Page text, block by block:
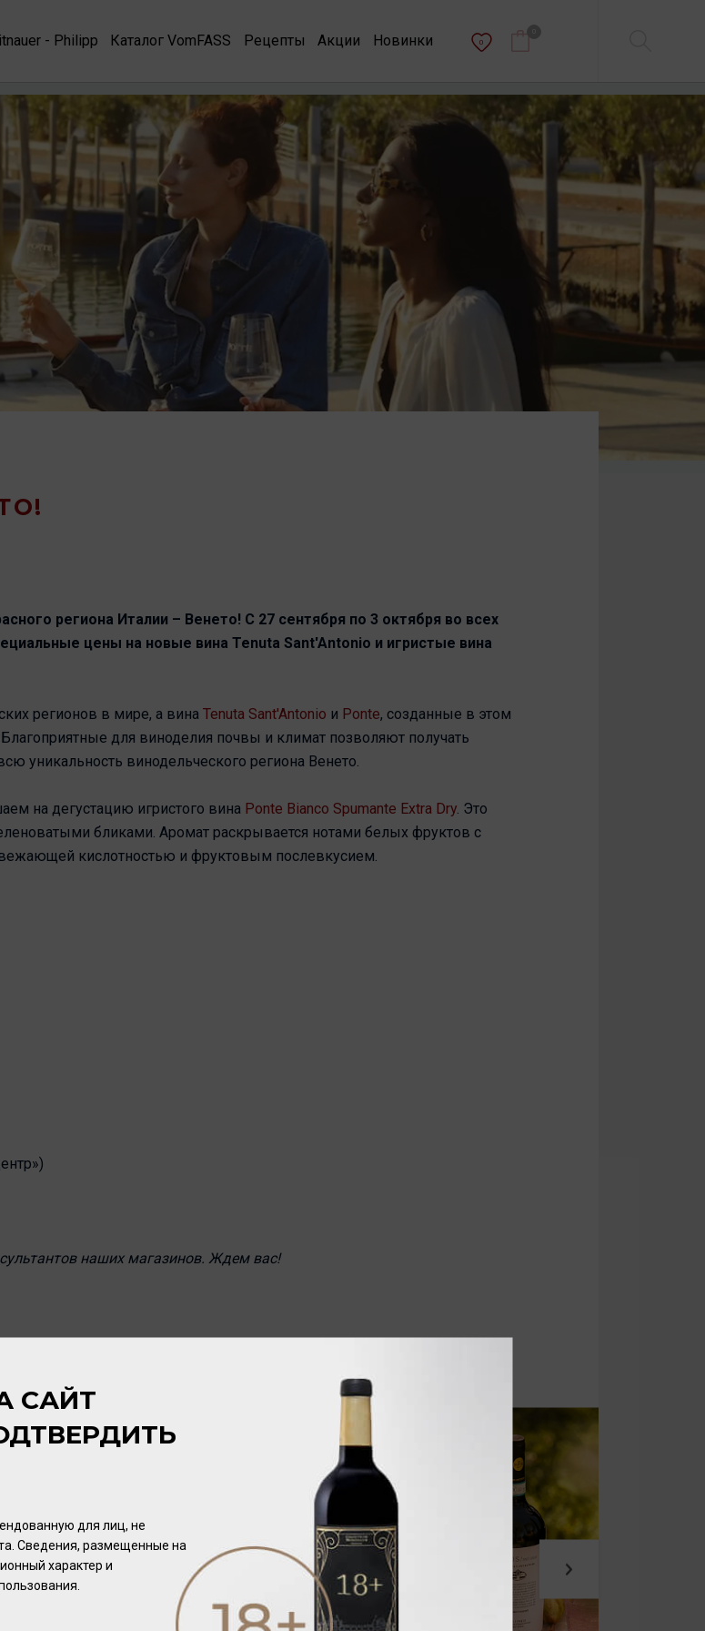
- Philipp Каталог VomFASS Рецепты Акции Новинки 0
региона Италии – Венето! С 27 сентября по 3 октября во всех
цены на новые вина Tenuta Sant'Antonio и игристые вина
регионов в мире, а вина Tenuta Sant'Antonio и Ponte, созданные в этом
для виноделия почвы и климат позволяют получать
уникальность винодельческого региона Венето.
на дегустацию игристого вина Ponte Bianco Spumante Extra Dry. Это
бликами. Аромат раскрывается нотами белых фруктов с
кислотностью и фруктовым послевкусием.
наших магазинов. Ждем вас!
САЙТ
для лиц, не
Сведения, размещенные на
характер и